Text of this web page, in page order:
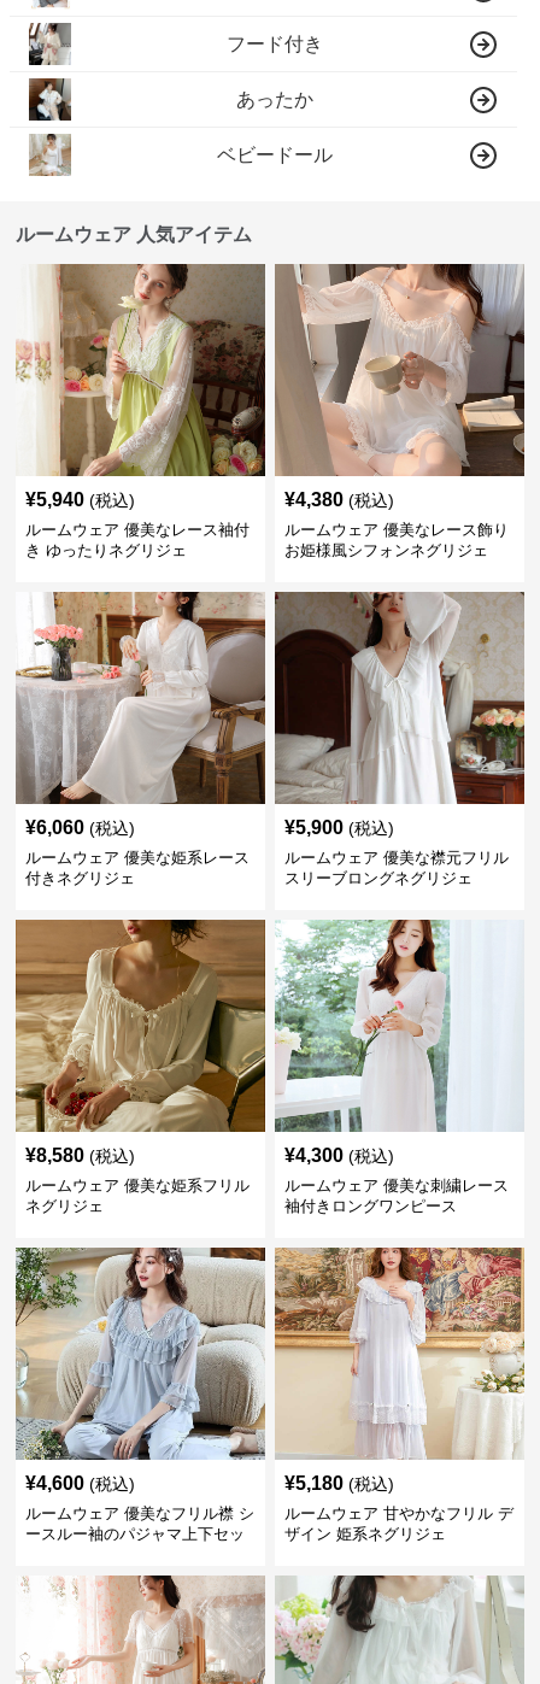
フード付き
あったか
ベビードール
ルームウェア 人気アイテム
¥5,940 (税込)
ルームウェア 優美なレース袖付
き ゆったりネグリジェ
¥4,380 (税込)
ルームウェア 優美なレース飾り
お姫様風シフォンネグリジェ
¥6,060 (税込)
ルームウェア 優美な姫系レース
付きネグリジェ
¥5,900 (税込)
ルームウェア 優美な襟元フリル
スリーブロングネグリジェ
¥8,580 (税込)
ルームウェア 優美な姫系フリル
ネグリジェ
¥4,300 (税込)
ルームウェア 優美な刺繍レース
袖付きロングワンピース
¥4,600 (税込)
ルームウェア 優美なフリル襟 シ
ースルー袖のパジャマ上下セッ
¥5,180 (税込)
ルームウェア 甘やかなフリル デ
ザイン 姫系ネグリジェ